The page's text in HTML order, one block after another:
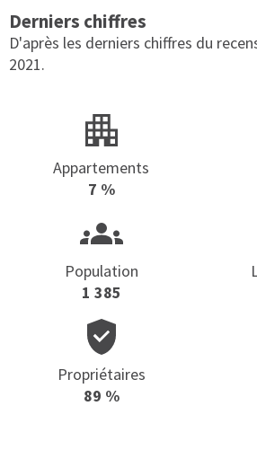
Derniers chiffres
D'après les derniers chiffres du
2021.
Appartements
7 %
Population
1 385
Propriétaires
89 %